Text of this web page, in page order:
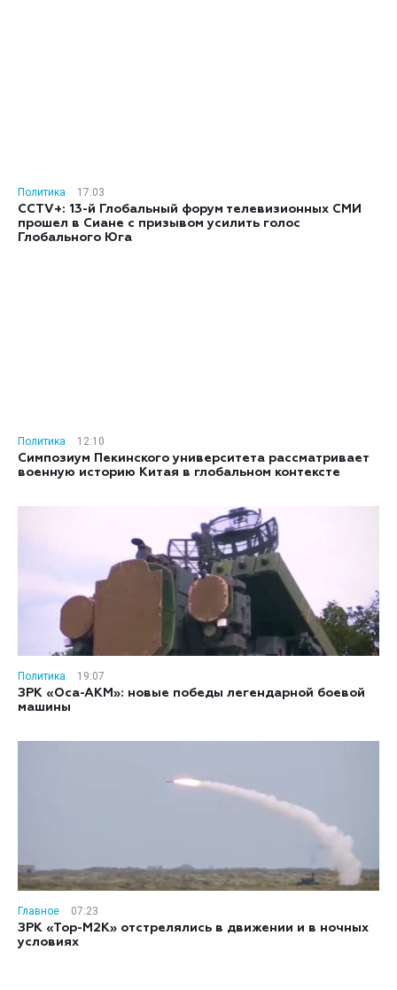
Политика
17:03
CCTV+: 13-й Глобальный форум телевизионных СМИ
прошел в Сиане с призывом усилить голос
Глобального Юга
Политика
12:10
Симпозиум Пекинского университета рассматривает
военную историю Китая в глобальном контексте
Политика
19:07
ЗРК «Оса-АКМ»: новые победы легендарной боевой
машины
Главное
07:23
ЗРК «Тор-М2К» отстрелялись в движении и в ночных
условиях